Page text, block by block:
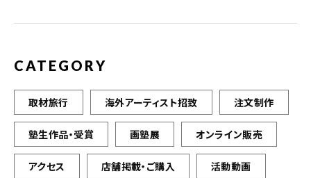
CATEGORY
取材旅行 海外アーティスト招致 注文制作
塾生作品・受賞 画塾展 オンライン販売
アクセス 店舗掲載・ご購入 活動動画